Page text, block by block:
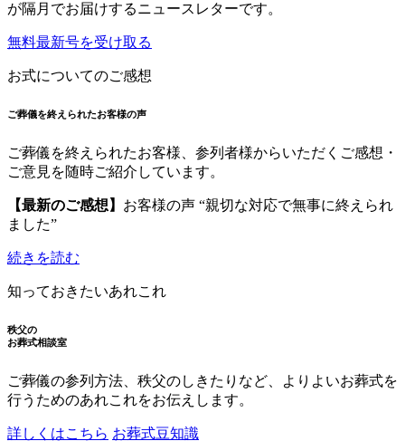
が隔月でお届けするニュースレターです。
無料最新号を受け取る
お式についてのご感想
ご葬儀を終えられたお客様の声
ご葬儀を終えられたお客様、参列者様からいただくご感想・
ご意見を随時ご紹介しています。
【最新のご感想】 お客様の声 “親切な対応で無事に終えられ
ました”
続きを読む
知っておきたいあれこれ
秩父の
お葬式相談室
ご葬儀の参列方法、秩父のしきたりなど、よりよいお葬式を
行うためのあれこれをお伝えします。
詳しくはこちら お葬式豆知識